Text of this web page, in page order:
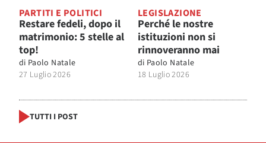
PARTITI E POLITICI
Restare fedeli, dopo il
matrimonio: 5 stelle al
top!
di Paolo Natale
27 Luglio 2026
LEGISLAZIONE
Perché le nostre
istituzioni non si
rinnoveranno mai
di Paolo Natale
18 Luglio 2026
TUTTI I POST